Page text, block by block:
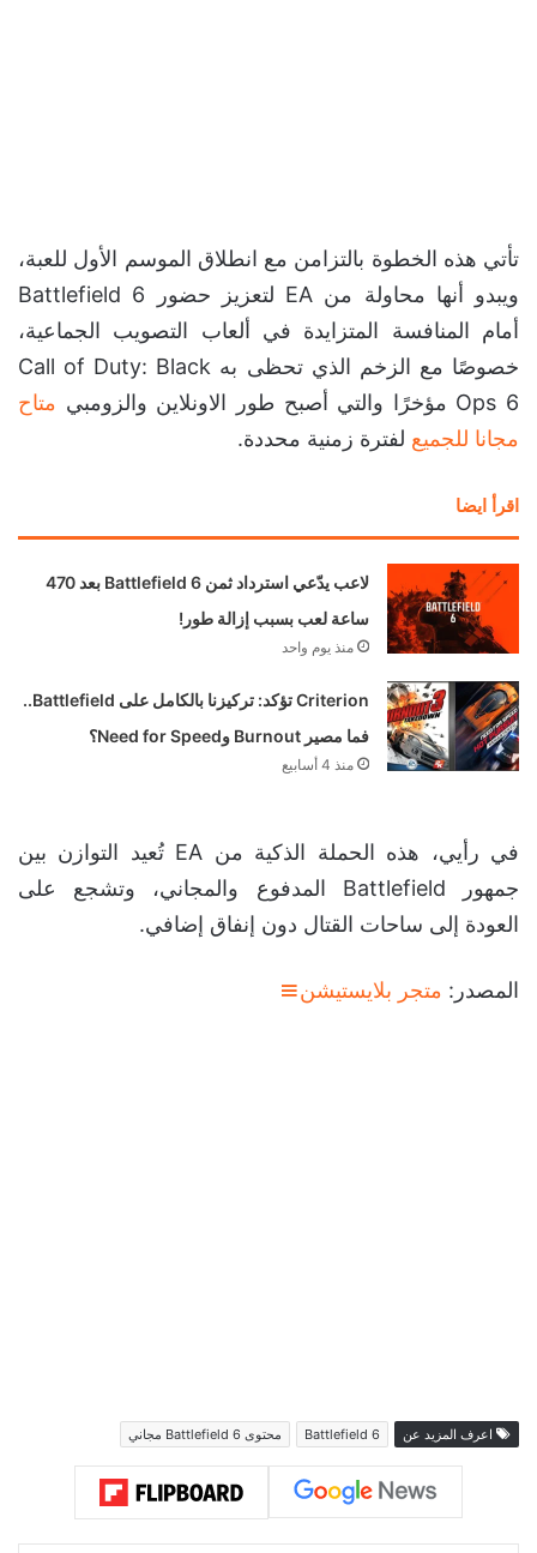
تأتي هذه الخطوة بالتزامن مع انطلاق الموسم الأول للعبة،
ويبدو أنها محاولة من EA لتعزيز حضور Battlefield 6
أمام المنافسة المتزايدة في ألعاب التصويب الجماعية،
خصوصًا مع الزخم الذي تحظى به Call of Duty: Black
Ops 6 مؤخرًا والتي أصبح طور الاونلاين والزومبي
متاح
مجانا للجميع لفترة زمنية محددة.
اقرأ ايضا
لاعب يدّعي استرداد ثمن Battlefield 6 بعد 470
ساعة لعب بسبب إزالة طور!
منذ يوم واحد
Criterion تؤكد: تركيزنا بالكامل على Battlefield..
فما مصير Burnout وNeed for Speed؟
منذ 4 أسابيع
في رأيي، هذه الحملة الذكية من EA تُعيد التوازن بين
جمهور Battlefield المدفوع والمجاني، وتشجع على
العودة إلى ساحات القتال دون إنفاق إضافي.
المصدر: متجر بلايستيشن
اعرف المزيد عن Battlefield 6 محتوى Battlefield 6 مجاني